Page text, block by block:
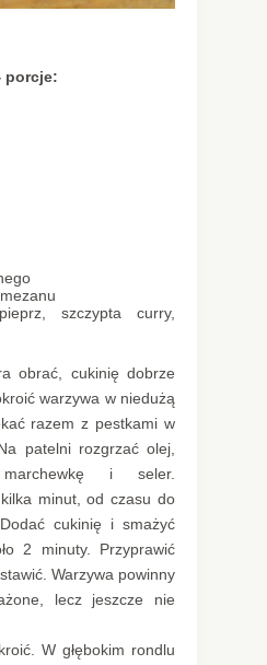
porcje:
szczypta curry,
obrać, cukinię dobrze
warzywa w niedużą
razem z pestkami w
patelni rozgrzać olej,
i seler.
minut, od czasu do
cukinię i smażyć
2 minuty. Przyprawić
Warzywa powinny
lecz jeszcze nie
W głębokim rondlu